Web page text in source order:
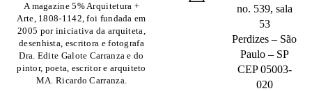
A magazine 5% Arquitetura +
Arte, 1808-1142, foi fundada em
2005 por iniciativa da arquiteta,
desenhista, escritora e fotografa
Dra. Edite Galote Carranza e do
pintor, poeta, escritor e arquiteto
MA. Ricardo Carranza.
no. 539, sala
53
Perdizes – São
Paulo – SP
CEP 05003-
020